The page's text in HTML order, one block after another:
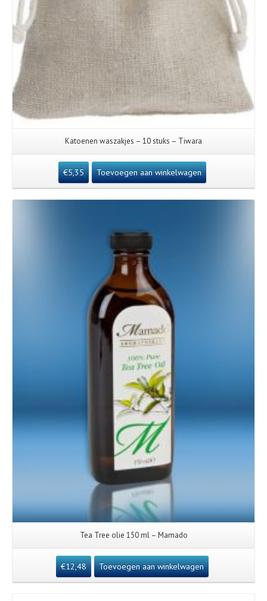
Katoenen waszakjes – 10 stuks – Tiwara
€5,35 Toevoegen aan winkelwagen
Details
Tea Tree olie 150 ml – Mamado
€12,48 Toevoegen aan winkelwagen